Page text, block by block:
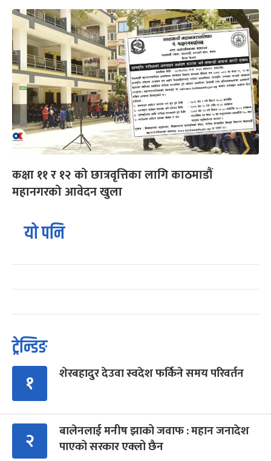
कक्षा ११ र १२ को छात्रवृत्तिका लागि काठमाडौं
महानगरको आवेदन खुला
यो पनि
ट्रेन्डिङ
१ शेरबहादुर देउवा स्वदेश फर्किने समय परिवर्तन
२
बालेनलाई मनीष झाको जवाफ : महान जनादेश
पाएको सरकार एक्लो छैन